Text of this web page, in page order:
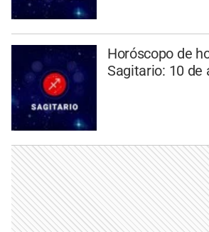
Horóscopo de
Sagitario: 10 de